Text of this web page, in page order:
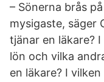
– Sönerna brås
mysigaste, säger
tjänar en läkare?
lön och vilka
en läkare? I